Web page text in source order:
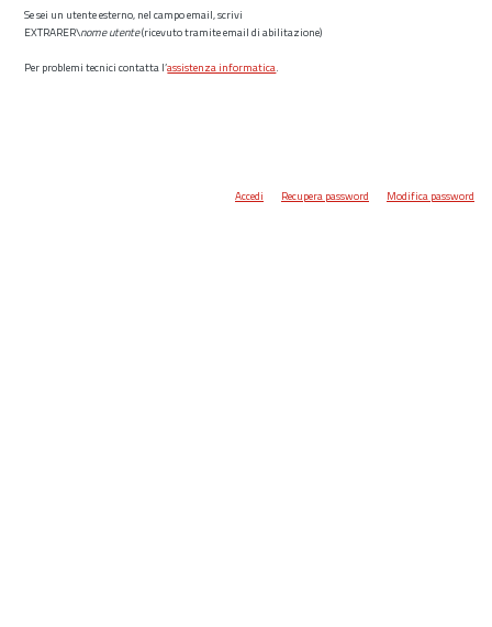
Se sei un utente esterno, nel campo email, scrivi
EXTRARER\nome utente(ricevuto tramite email di abilitazione)
Per problemi tecnici contatta l’assistenza informatica.
Accedi Recupera password Modifica password